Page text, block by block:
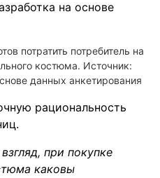
потратить потребитель на
костюма. Источник:
данных анкетирования
рациональность
при покупке
каковы